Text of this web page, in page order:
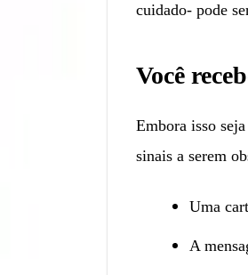
cuidado- pode
Você
Embora isso
sinais a serem
Uma
A